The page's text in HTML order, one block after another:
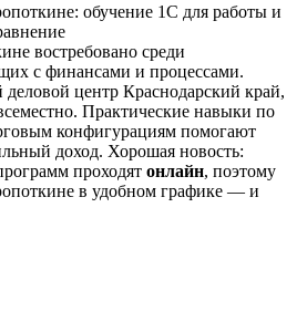
обучение 1С для работы и
востребовано среди
с финансами и процессами.
центр Краснодарский край,
Практические навыки по
конфигурациям помогают
доход. Хорошая новость:
проходят онлайн, поэтому
в удобном графике — и